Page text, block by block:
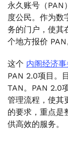
. 6。如果该
旧地址，
.
. 8。什么是-
务标识符”
. 9。持有多
PAN？
永久账号（PAN
度公民。作为数
务的门户，使其
个地方报价 PAN
这个 内阁经济
PAN 2.0项目。
TAN。PAN 2.0
管理流程，使其
的要求，重点是
供高效的服务。